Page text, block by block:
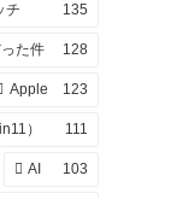
チ 135
た件 128
Apple 123
） 111
AI 103